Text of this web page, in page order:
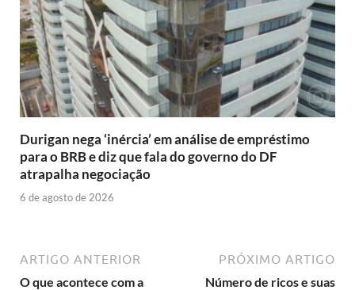
Durigan nega ‘inércia’ em análise de empréstimo
para o BRB e diz que fala do governo do DF
atrapalha negociação
6 de agosto de 2026
ARTIGO ANTERIOR
O que acontece com a
PRÓXIMO ARTIGO
Número de ricos e suas